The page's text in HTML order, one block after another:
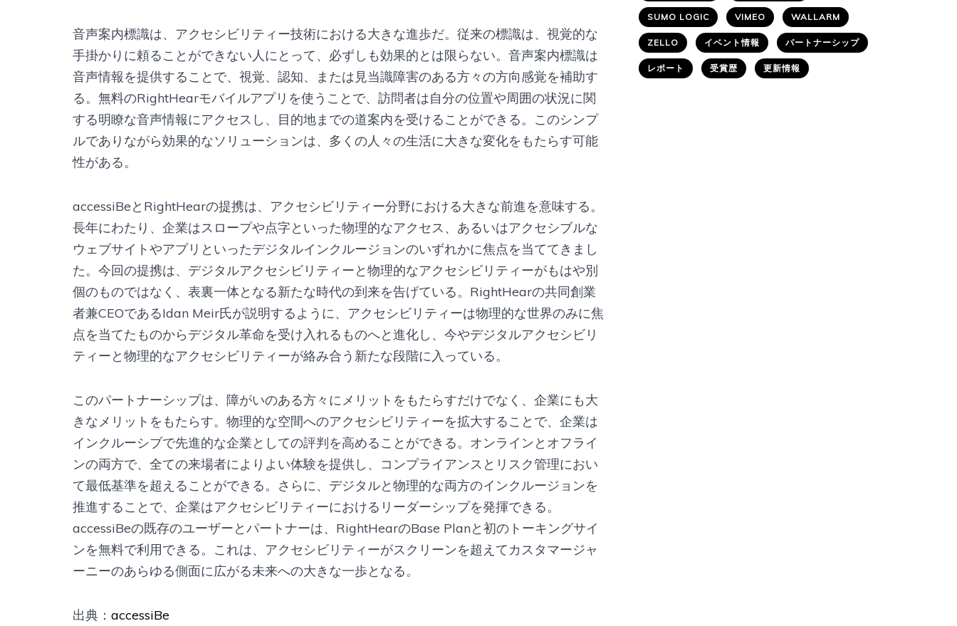
音声案内標識は、アクセシビリティー技術における大きな進歩だ。従来の標識は、視覚的な
手掛かりに頼ることができない人にとって、必ずしも効果的とは限らない。音声案内標識は
音声情報を提供することで、視覚、認知、または見当識障害のある方々の方向感覚を補助す
る。無料のRightHearモバイルアプリを使うことで、訪問者は自分の位置や周囲の状況に関
する明瞭な音声情報にアクセスし、目的地までの道案内を受けることができる。このシンプ
ルでありながら効果的なソリューションは、多くの人々の生活に大きな変化をもたらす可能
性がある。
accessiBeとRightHearの提携は、アクセシビリティー分野における大きな前進を意味する。
長年にわたり、企業はスロープや点字といった物理的なアクセス、あるいはアクセシブルな
ウェブサイトやアプリといったデジタルインクルージョンのいずれかに焦点を当ててきまし
た。今回の提携は、デジタルアクセシビリティーと物理的なアクセシビリティーがもはや別
個のものではなく、表裏一体となる新たな時代の到来を告げている。RightHearの共同創業
者兼CEOであるIdan Meir氏が説明するように、アクセシビリティーは物理的な世界のみに焦
点を当てたものからデジタル革命を受け入れるものへと進化し、今やデジタルアクセシビリ
ティーと物理的なアクセシビリティーが絡み合う新たな段階に入っている。
このパートナーシップは、障がいのある方々にメリットをもたらすだけでなく、企業にも大
きなメリットをもたらす。物理的な空間へのアクセシビリティーを拡大することで、企業は
インクルーシブで先進的な企業としての評判を高めることができる。オンラインとオフライ
ンの両方で、全ての来場者によりよい体験を提供し、コンプライアンスとリスク管理におい
て最低基準を超えることができる。さらに、デジタルと物理的な両方のインクルージョンを
推進することで、企業はアクセシビリティーにおけるリーダーシップを発揮できる。
accessiBeの既存のユーザーとパートナーは、RightHearのBase Planと初のトーキングサイ
ンを無料で利用できる。これは、アクセシビリティーがスクリーンを超えてカスタマージャ
ーニーのあらゆる側面に広がる未来への大きな一歩となる。
出典： accessiBe
SUMO LOGIC VIMEO WALLARM
ZELLO イベント情報 パートナーシップ
レポート 受賞歴 更新情報